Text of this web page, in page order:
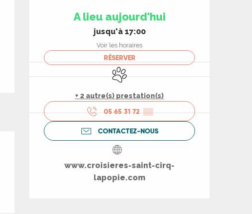
Ouverture et
A lieu aujourd'hui
jusqu'à 17:00
Voir les horaires
RÉSERVER
Animaux acceptés
+ 2 autre(s) prestation(s)
05 65 31 72 ▒▒
CONTACTEZ-NOUS
www.croisieres-saint-cirq-
lapopie.com